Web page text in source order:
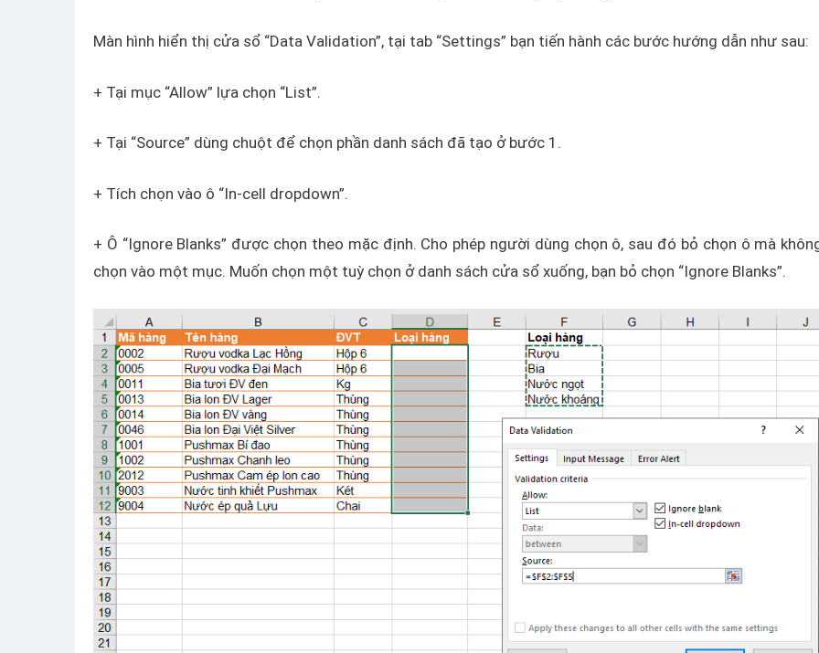
Màn hình hiển thị cửa sổ “Data Validation”, tại tab “Settings” bạn tiến hành các bước hướng dẫn như sau:
+ Tại mục “Allow” lựa chọn “List”.
+ Tại “Source” dùng chuột để chọn phần danh sách đã tạo ở bước 1.
+ Tích chọn vào ô “In-cell dropdown”.
+ Ô “Ignore Blanks” được chọn theo mặc định. Cho phép người dùng chọn ô, sau đó bỏ chọn ô mà
chọn vào một mục. Muốn chọn một tuỳ chọn ở danh sách cửa sổ xuống, bạn bỏ chọn “Ignore Blanks”.